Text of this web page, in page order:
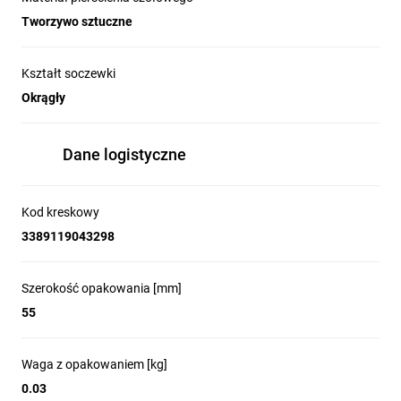
technologiczne serii
Kompaktowe bloki push-in dla XB5
Tworzywo sztuczne
Kształt soczewki
Okrągły
Dane logistyczne
Kod kreskowy
3389119043298
Szerokość opakowania [mm]
55
Waga z opakowaniem [kg]
0.03